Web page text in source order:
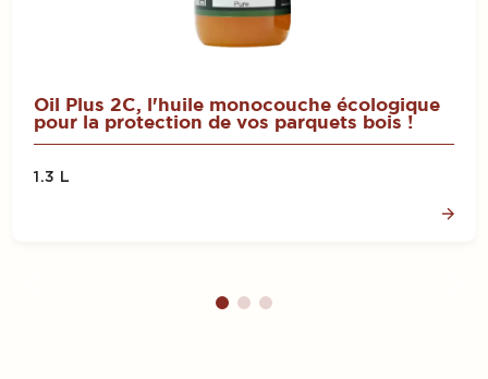
Oil Plus 2C, l'huile monocouche écologique
pour la protection de vos parquets bois !
1.3 L